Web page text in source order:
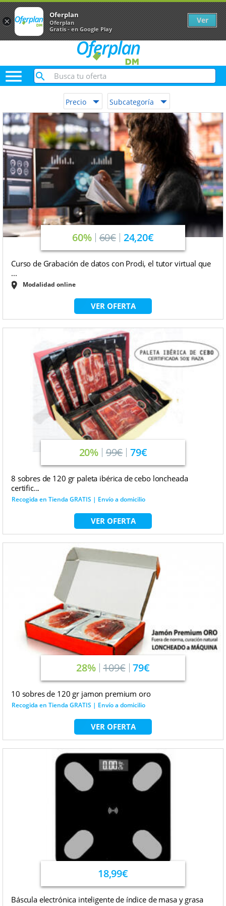

Precio Subcategoría
60% 60€ 24,20€
Curso de Grabación de datos con Prodi, el tutor virtual que
...
Modalidad online
VER OFERTA
20% 99€ 79€
8 sobres de 120 gr paleta ibérica de cebo loncheada
certific...
Recogida en Tienda GRATIS | Envío a domicilio
VER OFERTA
28% 109€ 79€
10 sobres de 120 gr jamon premium oro
Recogida en Tienda GRATIS | Envío a domicilio
VER OFERTA
18,99€
Báscula electrónica inteligente de índice de masa y grasa
×
Oferplan
Oferplan
Gratis - en Google Play
Ver